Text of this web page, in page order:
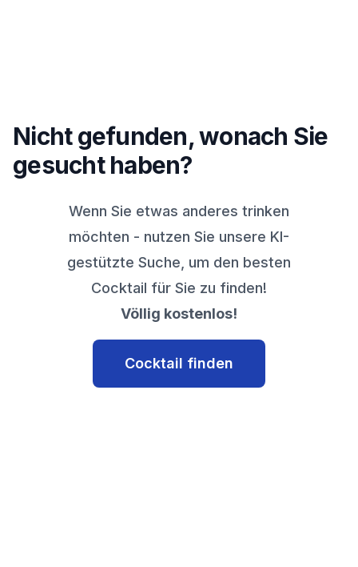
Nicht gefunden, wonach Sie
gesucht haben?
Wenn Sie etwas anderes trinken
möchten - nutzen Sie unsere KI-
gestützte Suche, um den besten
Cocktail für Sie zu finden!
Völlig kostenlos!
Cocktail finden